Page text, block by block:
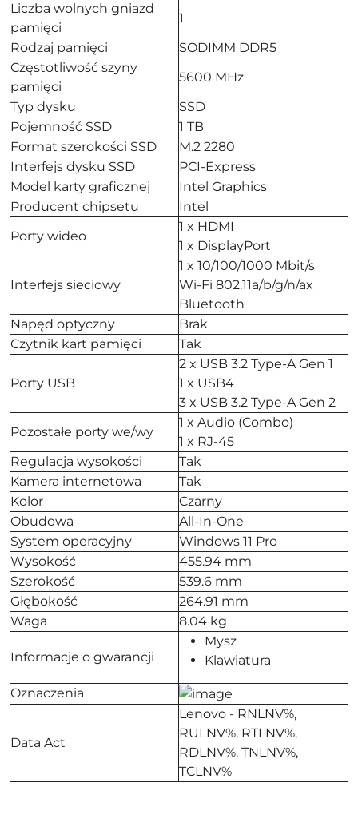
Liczba wolnych gniazd
pamięci
1
Rodzaj pamięci
SODIMM DDR5
Częstotliwość szyny
pamięci
5600 MHz
Typ dysku
SSD
Pojemność SSD
1 TB
Format szerokości SSD
M.2 2280
Interfejs dysku SSD
PCI-Express
Model karty graficznej
Intel Graphics
Producent chipsetu
Intel
Porty wideo
1 x HDMI
1 x DisplayPort
Interfejs sieciowy
1 x 10/100/1000 Mbit/s
Wi-Fi 802.11a/b/g/n/ax
Bluetooth
Napęd optyczny
Brak
Czytnik kart pamięci
Tak
Porty USB
2 x USB 3.2 Type-A Gen 1
1 x USB4
3 x USB 3.2 Type-A Gen 2
Pozostałe porty we/wy
1 x Audio (Combo)
1 x RJ-45
Regulacja wysokości
Tak
Kamera internetowa
Tak
Kolor
Czarny
Obudowa
All-In-One
System operacyjny
Windows 11 Pro
Wysokość
455.94 mm
Szerokość
539.6 mm
Głębokość
264.91 mm
Waga
8.04 kg
Informacje o gwarancji
Mysz
Klawiatura
Oznaczenia
Data Act
Lenovo - RNLNV%,
RULNV%, RTLNV%,
RDLNV%, TNLNV%,
TCLNV%